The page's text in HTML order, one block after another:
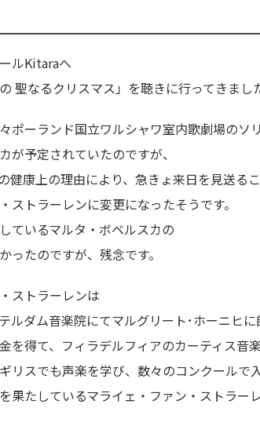
ルKitaraへ
聖なるクリスマス」を聴きに行ってきまし
ポーランド国立ワルシャワ室内歌劇場のソリ
が予定されていたのですが、
健康上の理由により、急きょ来日を見送る
ストラーレンに変更になったそうです。
ているマルタ・ボベルスカの
ったのですが、残念です。
ストラーレンは
ルダム音楽院にてマルグリート･ホーニヒに
を得て、フィラデルフィアのカーティス音楽
リスでも声楽を学び、数々のコンクールで
果たしているマライェ・ファン・ストラー